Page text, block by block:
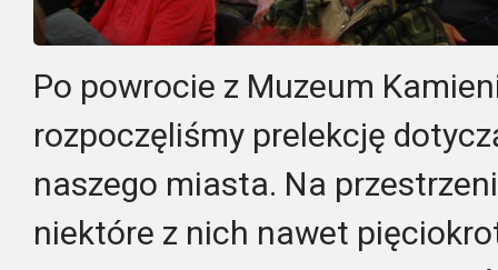
Po powrocie z Muzeum
rozpoczęliśmy prelekcję
naszego miasta. Na
niektóre z nich nawet